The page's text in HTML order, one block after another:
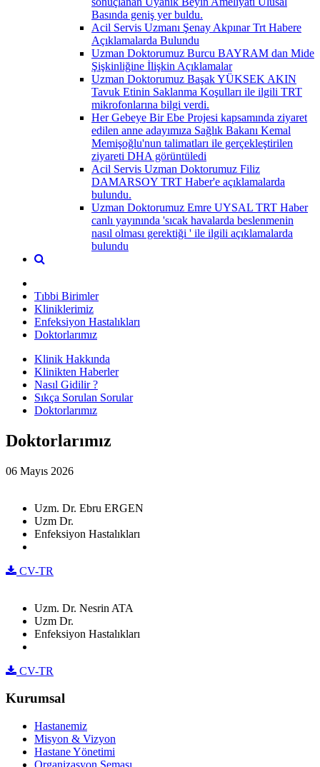
Basında geniş yer buldu.
Acil Servis Uzmanı Şenay Akpınar Trt Habere
Açıklamalarda Bulundu
Uzman Doktorumuz Burcu BAYRAM dan Mide
Şişkinliğine İlişkin Açıklamalar
Uzman Doktorumuz Başak YÜKSEK AKIN
Tavuk Etinin Saklanma Koşulları ile ilgili TRT
mikrofonlarına bilgi verdi.
Her Gebeye Bir Ebe Projesi kapsamında ziyaret
edilen anne adayımıza Sağlık Bakanı Kemal
Memişoğlu'nun talimatları ile gerçekleştirilen
ziyareti DHA görüntüledi
Acil Servis Uzman Doktorumuz Filiz
DAMARSOY TRT Haber'e açıklamalarda
bulundu.
Uzman Doktorumuz Emre UYSAL TRT Haber
canlı yayınında 'sıcak havalarda beslenmenin
nasıl olması gerektiği ' ile ilgili açıklamalarda
bulundu
Tıbbi Birimler
Kliniklerimiz
Enfeksiyon Hastalıkları
Doktorlarımız
Klinik Hakkında
Klinikten Haberler
Nasıl Gidilir ?
Sıkça Sorulan Sorular
Doktorlarımız
Doktorlarımız
06 Mayıs 2026
Uzm. Dr. Ebru ERGEN
Uzm Dr.
Enfeksiyon Hastalıkları
CV-TR
Uzm. Dr. Nesrin ATA
Uzm Dr.
Enfeksiyon Hastalıkları
CV-TR
Kurumsal
Hastanemiz
Misyon & Vizyon
Hastane Yönetimi
Organizasyon Şeması